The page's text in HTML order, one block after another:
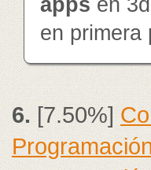
apps en
en
6.[7.50%]